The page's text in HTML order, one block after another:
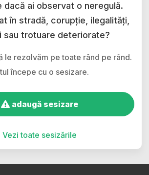
dacă ai observat o neregulă.
în stradă, corupție, ilegalități,
sau trotuare deteriorate?
le rezolvăm pe toate rând pe rând.
începe cu o sesizare.
adaugă sesizare
Vezi toate sesizările